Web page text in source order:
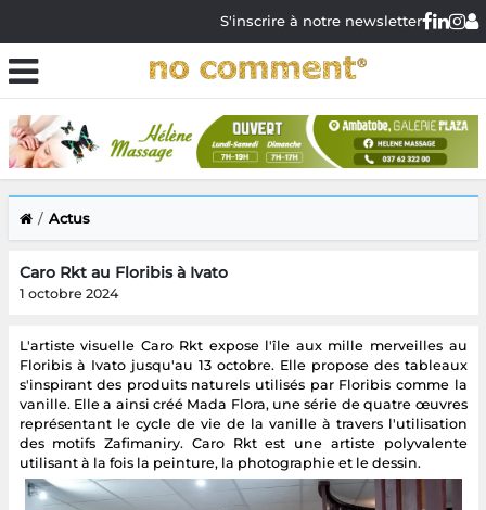
S'inscrire à notre newsletter
Actus
Caro Rkt au Floribis à Ivato
1 octobre 2024
L'artiste visuelle Caro Rkt expose l'île aux mille merveilles au
Floribis à Ivato jusqu'au 13 octobre. Elle propose des tableaux
s'inspirant des produits naturels utilisés par Floribis comme la
vanille. Elle a ainsi créé Mada Flora, une série de quatre œuvres
représentant le cycle de vie de la vanille à travers l'utilisation
des motifs Zafimaniry. Caro Rkt est une artiste polyvalente
utilisant à la fois la peinture, la photographie et le dessin.